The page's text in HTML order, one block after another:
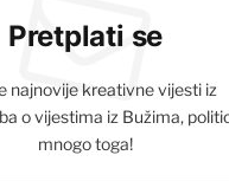
Pretplati se
najnovije kreativne vijesti iz
o vijestima iz Bužima,
mnogo toga!